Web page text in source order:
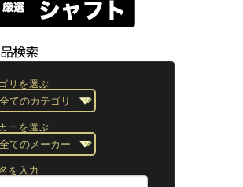
リを選ぶ
ーを選ぶ
を入力